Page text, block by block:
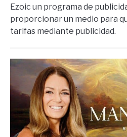
Ezoic un programa de
proporcionar un medio para
tarifas mediante publicidad.